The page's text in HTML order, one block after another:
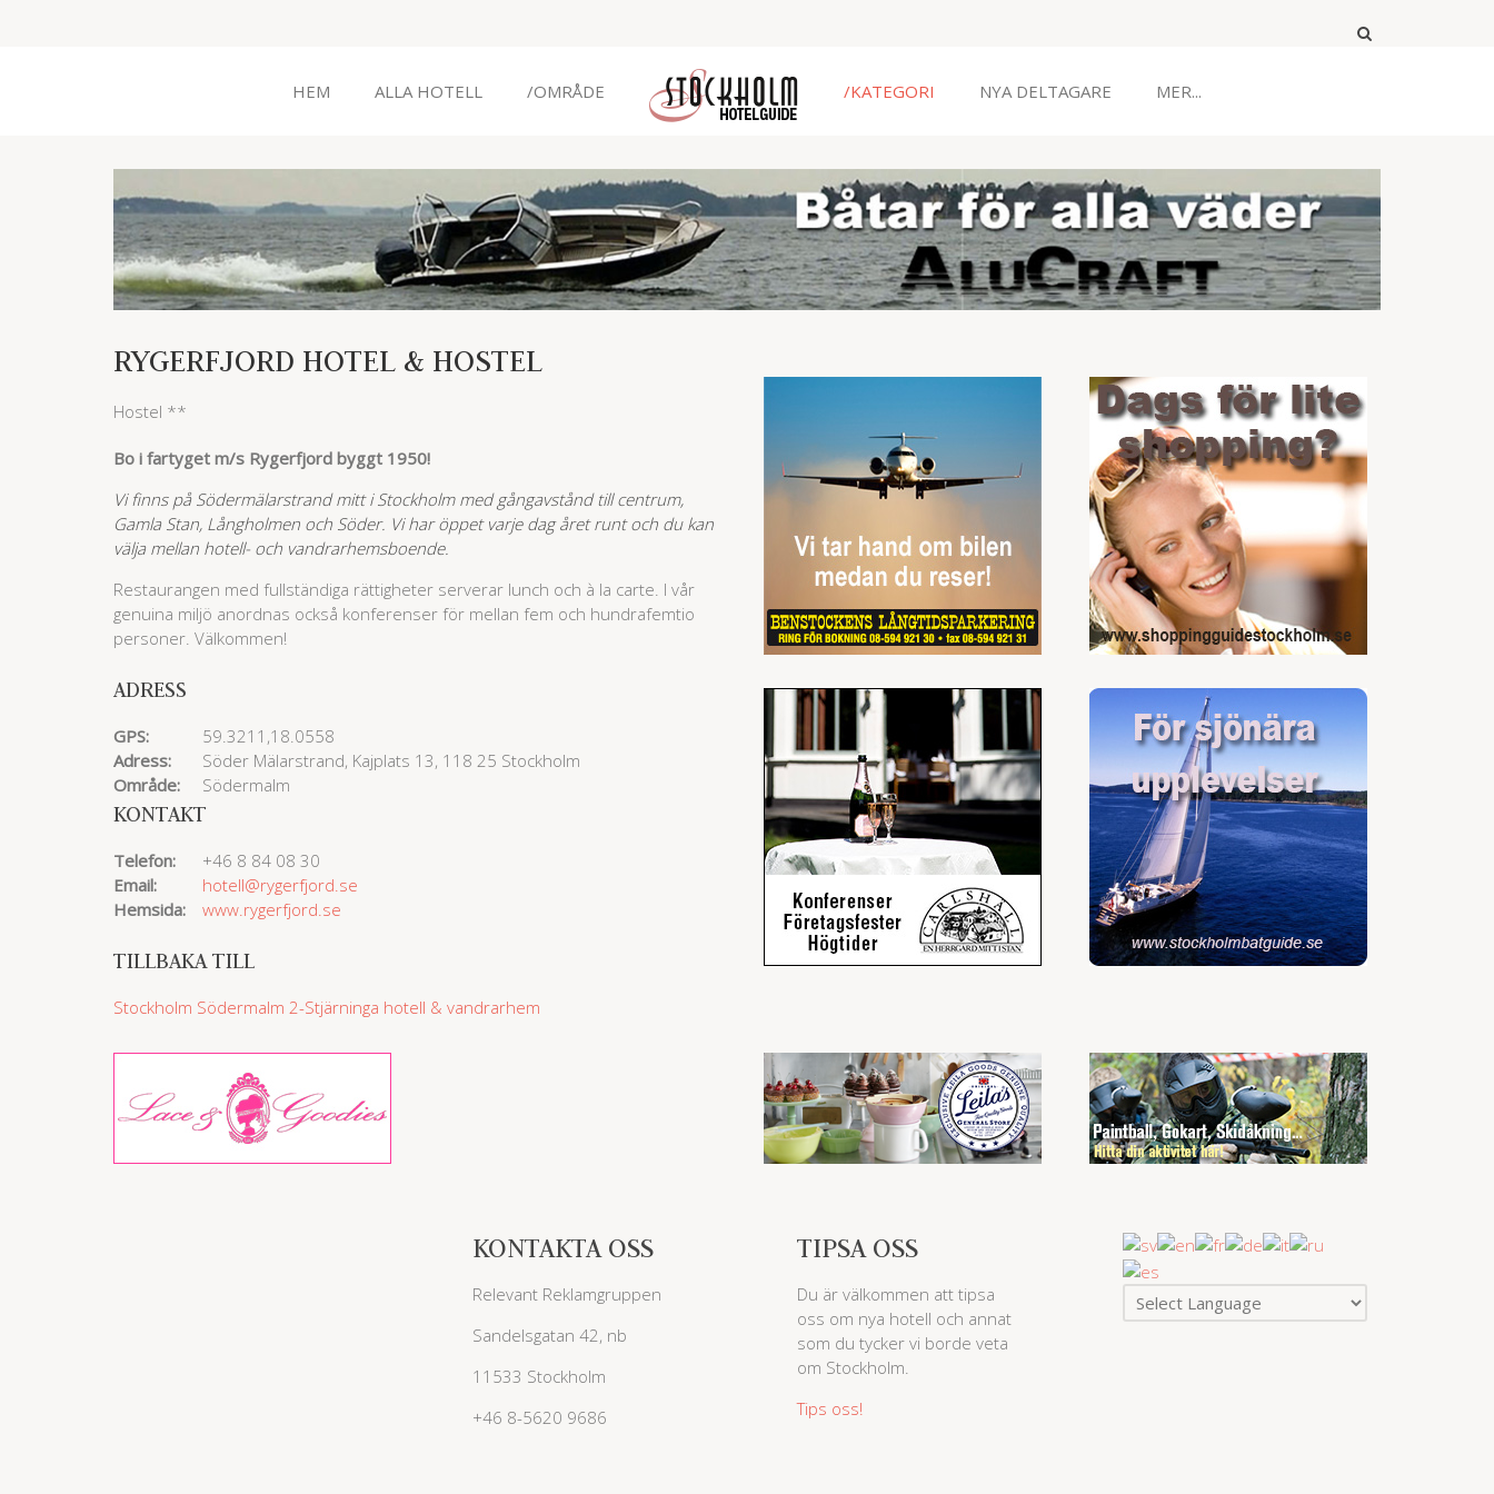
HEM ALLA HOTELL /OMRÅDE /KATEGORI NYA DELTAGARE MER...
RYGERFJORD HOTEL & HOSTEL
Hostel **
Bo i fartyget m/s Rygerfjord byggt 1950!
Vi finns på Södermälarstrand mitt i Stockholm med gångavstånd till centrum,
Gamla Stan, Långholmen och Söder. Vi har öppet varje dag året runt och du kan
välja mellan hotell- och vandrarhemsboende.
Restaurangen med fullständiga rättigheter serverar lunch och à la carte. I vår
genuina miljö anordnas också konferenser för mellan fem och hundrafemtio
personer. Välkommen!
ADRESS
GPS:
59.3211,18.0558
Adress:
Söder Mälarstrand, Kajplats 13, 118 25 Stockholm
Område:
Södermalm
KONTAKT
Telefon:
+46 8 84 08 30
Email:
hotell@rygerfjord.se
Hemsida:
www.rygerfjord.se
TILLBAKA TILL
Stockholm Södermalm 2-Stjärninga hotell & vandrarhem
KONTAKTA OSS
Relevant Reklamgruppen
Sandelsgatan 42, nb
11533 Stockholm
+46 8-5620 9686
TIPSA OSS
Du är välkommen att tipsa
oss om nya hotell och annat
som du tycker vi borde veta
om Stockholm.
Tips oss!